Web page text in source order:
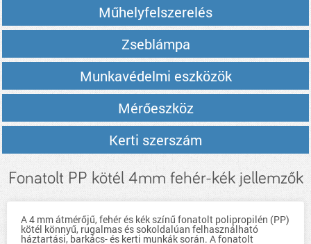
Műhelyfelszerelés
Zseblámpa
Munkavédelmi eszközök
Mérőeszköz
Kerti szerszám
Fonatolt PP kötél 4mm fehér-kék jellemzők
A 4 mm átmérőjű, fehér és kék színű fonatolt polipropilén (PP)
kötél könnyű, rugalmas és sokoldalúan felhasználható
háztartási, barkács- és kerti munkák során. A fonatolt